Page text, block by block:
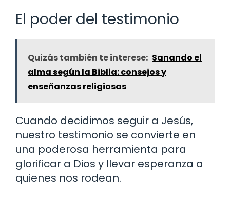
El poder del testimonio
Quizás también te interese: Sanando el
alma según la Biblia: consejos y
enseñanzas religiosas
Cuando decidimos seguir a Jesús,
nuestro testimonio se convierte en
una poderosa herramienta para
glorificar a Dios y llevar esperanza a
quienes nos rodean.